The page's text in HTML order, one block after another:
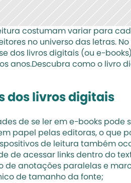
costumam variar para
no universo das letras.
dos livros digitais (ou e-
anos.Descubra como o livro
dos livros digitais
de se ler em e-books
papel pelas editoras, o que
de leitura também
de acessar links dentro do
de anotações paralelas e
de tamanho da fonte;